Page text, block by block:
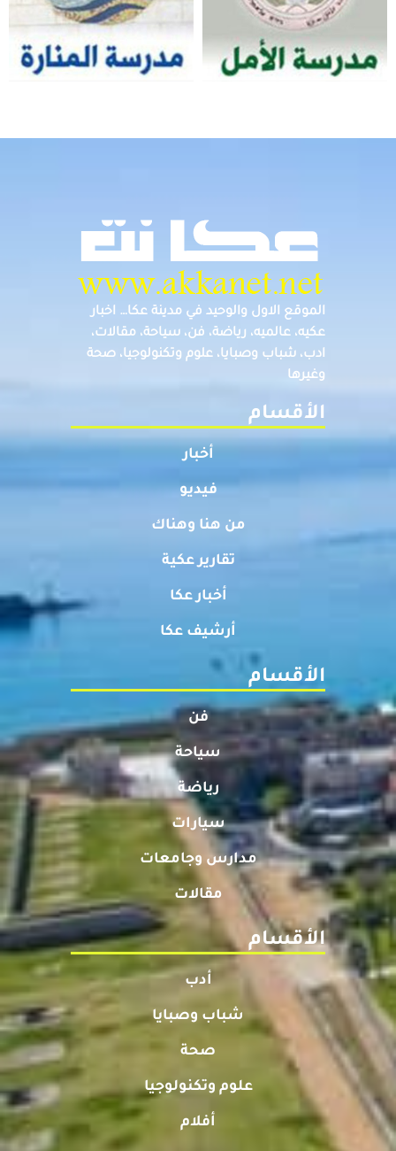
الموقع الاول والوحيد في مدينة عكا… اخبار
عكيه، عالميه، رياضة، فن، سياحة، مقالات،
ادب، شباب وصبايا، علوم وتكنولوجيا، صحة
وغيرها
الأقسام
أخبار
فيديو
من هنا وهناك
تقارير عكية
أخبار عكا
أرشيف عكا
الأقسام
فن
سياحة
رياضة
سيارات
مدارس وجامعات
مقالات
الأقسام
أدب
شباب وصبايا
صحة
علوم وتكنولوجيا
أفلام